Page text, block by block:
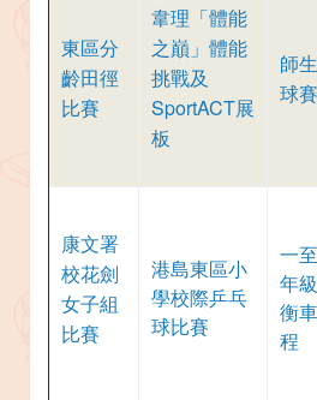
東區分
齡田徑
比賽
韋理「體能
之巔」體能
挑戰及
SportACT展
板
師
球賽
康文署
校花劍
女子組
比賽
港島東區小
學校際乒乓
球比賽
一
年
衡
程